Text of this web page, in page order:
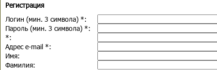
Регистрация
Логин (мин. 3 символа) *:
Пароль (мин. 3 символа) *:
*:
Адрес e-mail *:
Имя:
Фамилия: